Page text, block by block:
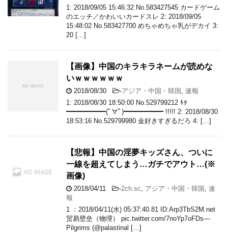
1: 2018/09/05 15:46:32 No.583427545 カードゲーム
のエッチ／かわいいカードスレ 2: 2018/09/05
15:48:02 No.583427700 めちゃめちゃ乳がデカイ 3:
20 […]
【画像】中国のキラキラネームが読めな
いｗｗｗｗｗｗ
2018/08/30 -アジア・中国・韓国 速報
1: 2018/08/30 18:50:00 No.529799212 ｷﾀ
━━━━━━(ﾟ∀ﾟ)━━━━━━ !!!!! 2: 2018/08/30
18:53:16 No.529799980 金好きすぎるだろ 4: […]
【悲報】中国の淫夢キッズさん、ついに
一線を超えてしまう…ガチでアウト…(※
画像)
2018/04/11 -2ch.sc アジア・中国・韓国 速
報
1 ：2018/04/11(水) 05:37:40.81 ID:Arp3TbS2M.net
贸易壁垒（物理） pic.twitter.com/7noYp7oFDs—
Pilgrims (@palastinal […]